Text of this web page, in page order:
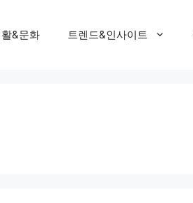
&문화 트렌드&인사이트